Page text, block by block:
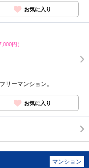
お気に入り
円）
リーマンション。
お気に入り
マンション